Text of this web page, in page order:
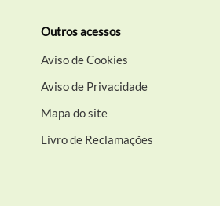
Outros acessos
Aviso de Cookies
Aviso de Privacidade
Mapa do site
Livro de Reclamações